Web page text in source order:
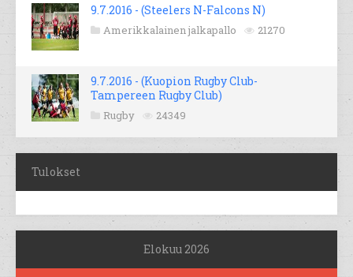
9.7.2016 - (Steelers N-Falcons N)
Amerikkalainen jalkapallo 21270
9.7.2016 - (Kuopion Rugby Club-
Tampereen Rugby Club)
Rugby 24349
Tulokset
Elokuu 2026